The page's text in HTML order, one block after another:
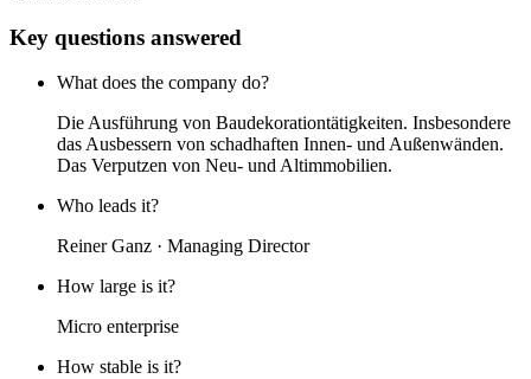
Key questions answered
What does the company do?
Die Ausführung von Baudekorationtätigkeiten. Insbesondere
das Ausbessern von schadhaften Innen- und Außenwänden.
Das Verputzen von Neu- und Altimmobilien.
Who leads it?
Reiner Ganz · Managing Director
How large is it?
Micro enterprise
How stable is it?